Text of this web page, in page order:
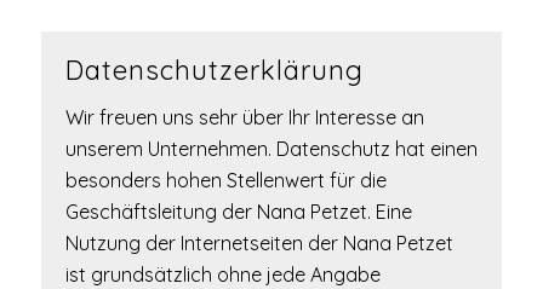
Datenschutzerklärung
Wir freuen uns sehr über Ihr Interesse an
unserem Unternehmen. Datenschutz hat einen
besonders hohen Stellenwert für die
Geschäftsleitung der Nana Petzet. Eine
Nutzung der Internetseiten der Nana Petzet
ist grundsätzlich ohne jede Angabe